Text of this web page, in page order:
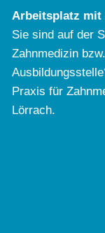
Arbeitsplatz mit
Sie sind auf der
Zahnmedizin
Praxis für
Lörrach.